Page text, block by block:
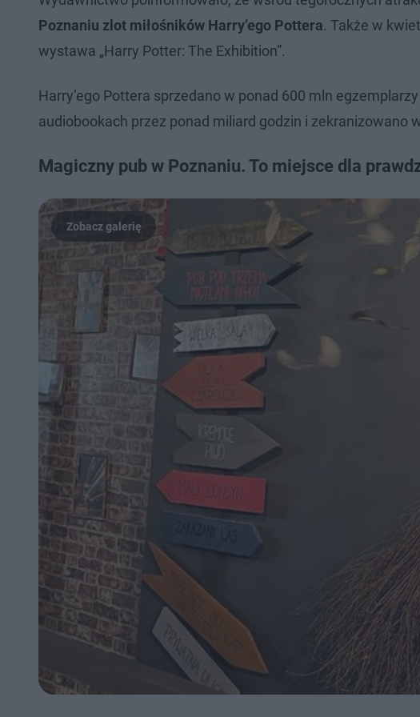
Poznaniu zlot miłośników Harry’ego Pottera. Także w
wystawa „Harry Potter: The Exhibition”.
Harry’ego Pottera sprzedano w ponad 600 mln
audiobookach przez ponad miliard godzin i zekranizowano
Magiczny pub w Poznaniu. To miejsce dla